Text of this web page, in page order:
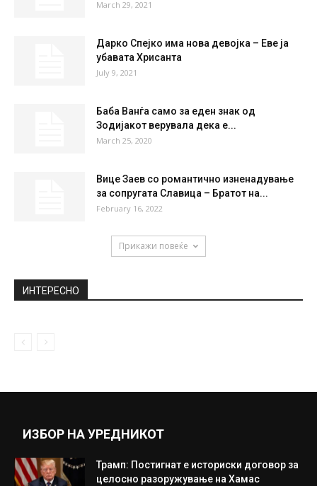
March 29, 2021
Дарко Спејко има нова девојка – Еве ја
убавата Хрисанта
July 9, 2021
Баба Ванѓа само за еден знак од
Зодијакот верувала дека е...
March 25, 2020
Вице Заев со романтично изненадување
за сопругата Славица – Братот на...
February 16, 2022
Прикажи повеќе
ИНТЕРЕСНО
ИЗБОР НА УРЕДНИКОТ
Трамп: Постигнат е историски договор за
целосно разоружување на Хамас